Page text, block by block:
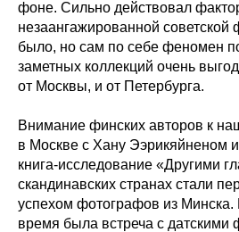
фоне. Сильно действовал
незаангажированной советской
было, но сам по себе феномен
заметных коллекций очень
от Москвы, и от Петербурга.
Внимание финских авторов к
в Москве с Хану Ээрикяйненом
книга-исследование «Другими
скандинавских странах стали
успехом фотографов из
время была встреча с датскими